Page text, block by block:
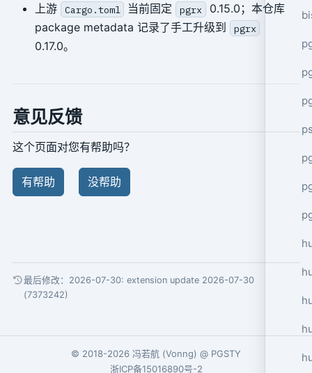
上游
Cargo.toml 当前固定 pgrx
0.15.0；本仓库
package metadata 记录了手工升级到
pgrx
0.17.0。
意见反馈
这个页面对您有帮助吗？
有帮助 没帮助
最后修改：2026-07-30: extension update 2026-07-30
(7373242)
© 2018-2026 冯若航 (Vonng) @ PGSTY
浙ICP备15016890号-2